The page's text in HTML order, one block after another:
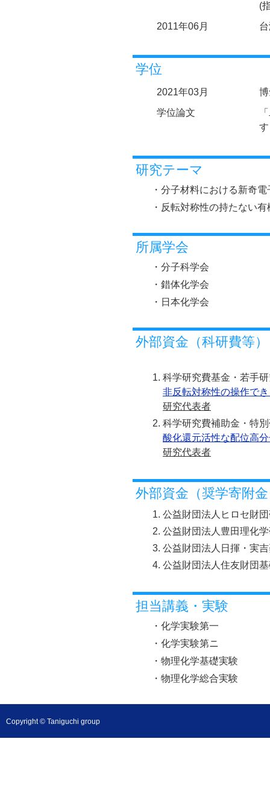
(
2011年06月
学位
2021年03月
学位論文
研究テーマ
・分子材料における新奇
・反転対称性の持たない
所属学会
・分子科学会
・錯体化学会
・日本化学会
外部資金（科研費等）
科学研究費基金・若手
非反転対称性の操作で
研究代表者
科学研究費補助金・特
酸化還元活性な配位高
研究代表者
外部資金（奨学寄附
公益財団法人ヒロセ財
公益財団法人豊田理化
公益財団法人日揮・実
公益財団法人住友財団
担当講義・実験
・化学実験第一
・化学実験第ニ
・物理化学基礎実験
・物理化学総合実験
Copyright © Taniguchi group